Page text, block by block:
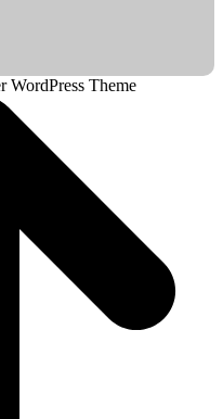
WordPress Theme